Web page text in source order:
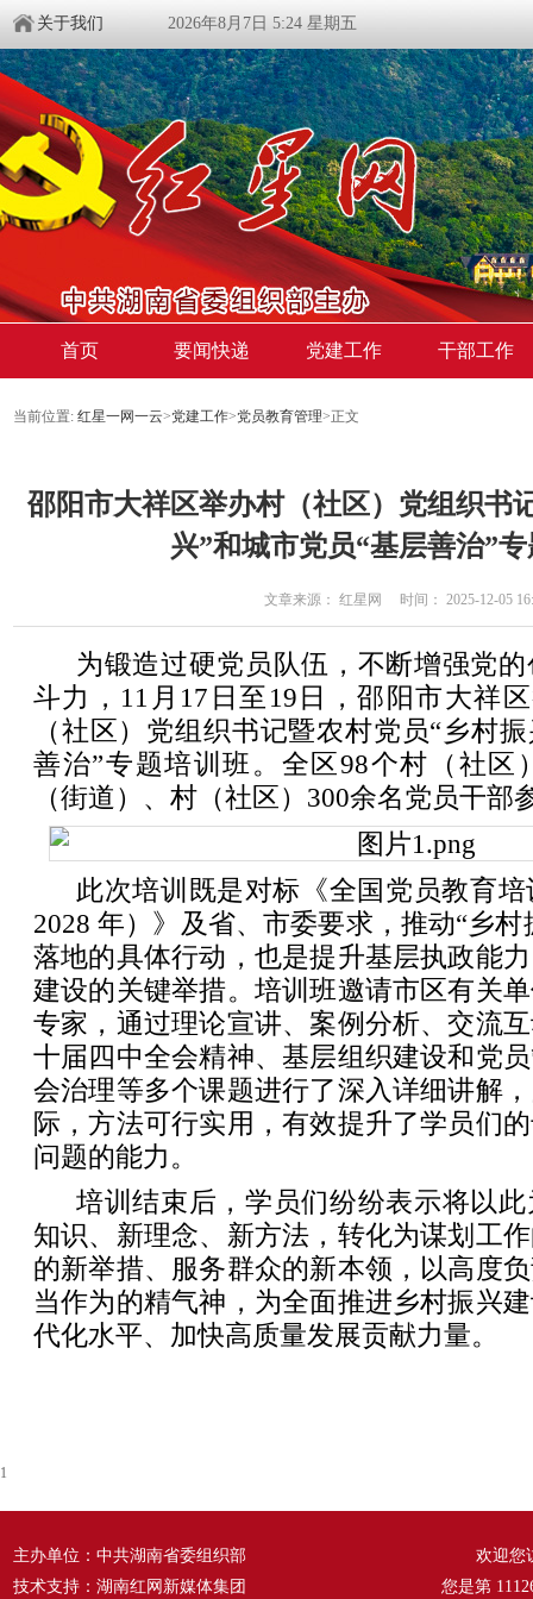
关于我们 2026年8月7日 5:24 星期五
首页 要闻快递 党建工作 干部工作
当前位置: 红星一网一云>党建工作>党员教育管理>正文
邵阳市大祥区举办村（社区）党组织书
兴”和城市党员“基层善治”
文章来源： 红星网 时间： 2025-12-05
为锻造过硬党员队伍，不断增强党
斗力，11月17日至19日，邵阳市大祥
（社区）党组织书记暨农村党员“乡村
善治”专题培训班。全区98个村（社区
（街道）、村（社区）300余名党员干部
此次培训既是对标《全国党员教育
2028 年）》及省、市委要求，推动“乡村
落地的具体行动，也是提升基层执政能
建设的关键举措。培训班邀请市区有关
专家，通过理论宣讲、案例分析、交流
十届四中全会精神、基层组织建设和党
会治理等多个课题进行了深入详细讲解
际，方法可行实用，有效提升了学员们
问题的能力。
培训结束后，学员们纷纷表示将以
知识、新理念、新方法，转化为谋划工
的新举措、服务群众的新本领，以高度
当作为的精气神，为全面推进乡村振兴
代化水平、加快高质量发展贡献力量。
1
主办单位：中共湖南省委组织部
技术支持：湖南红网新媒体集团
欢迎您
您是第